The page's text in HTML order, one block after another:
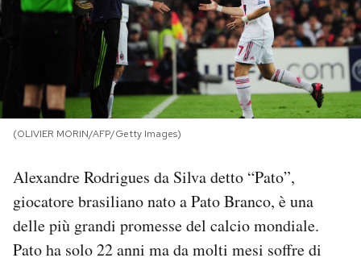
NEWSLETTER
SHOP
(OLIVIER MORIN/AFP/Getty Images)
Alexandre Rodrigues da Silva detto “Pato”,
giocatore brasiliano nato a Pato Branco, è una
delle più grandi promesse del calcio mondiale.
Pato ha solo 22 anni ma da molti mesi soffre di